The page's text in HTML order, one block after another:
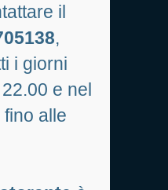
il
,
i giorni
e nel
alle